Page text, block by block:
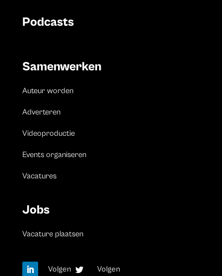
Podcasts
Samenwerken
Auteur worden
Adverteren
Videoproductie
Events organiseren
Vacatures
Jobs
Vacature plaatsen
Volgen Volgen